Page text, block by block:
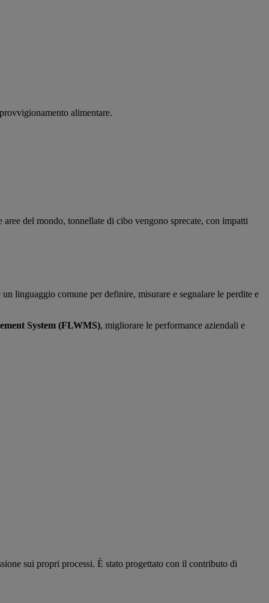
alimentare.
del mondo, tonnellate di cibo vengono sprecate, con impatti
linguaggio comune per definire, misurare e segnalare le perdite e
System (FLWMS), migliorare le performance aziendali e
sui propri processi. È stato progettato con il contributo di